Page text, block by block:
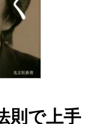
則で上手